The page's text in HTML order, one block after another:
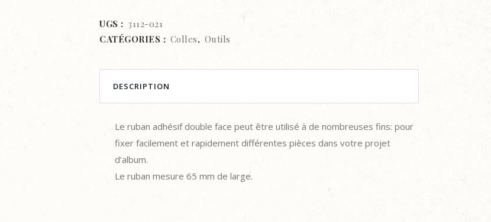
•
Ruban
double
65mmx15m
UGS : 3112-021
CATÉGORIES : Colles, Outils
DESCRIPTION
Le ruban adhésif double face peut être utilisé à de nombreuses fins: pour
fixer facilement et rapidement différentes pièces dans votre projet
d’album.
Le ruban mesure 65 mm de large.